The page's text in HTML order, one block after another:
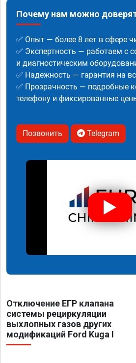
Почему нам можно
✅ Опыт — более 8 лет в сфере
✅ Экспертность — работаем с
и диагностическим
✅ Надежность — гарантия на
✅ Прозрачность — подробные
телефону и фиксированные
Позвонить Telegram
Отключение ЕГР клапана
системы рециркуляции
выхлопных газов других
модификаций Ford Kuga I